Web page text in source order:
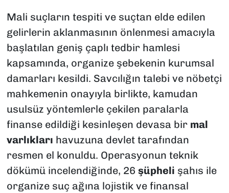
Mali suçların tespiti ve suçtan elde edilen
gelirlerin aklanmasının önlenmesi amacıyla
başlatılan geniş çaplı tedbir hamlesi
kapsamında, organize şebekenin kurumsal
damarları kesildi. Savcılığın talebi ve nöbetçi
mahkemenin onayıyla birlikte, kamudan
usulsüz yöntemlerle çekilen paralarla
finanse edildiği kesinleşen devasa bir mal
varlıkları havuzuna devlet tarafından
resmen el konuldu. Operasyonun teknik
dökümü incelendiğinde, 26 şüpheli şahıs ile
organize suç ağına lojistik ve finansal